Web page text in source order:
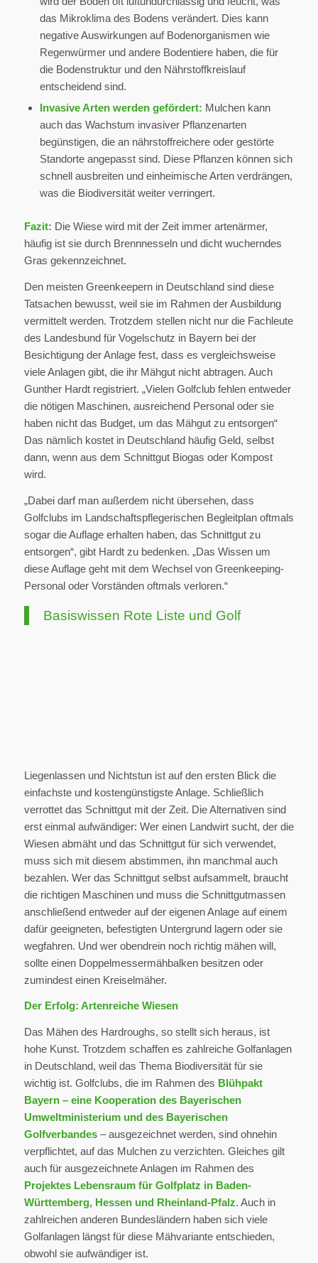
das Mikroklima des Bodens verändert. Dies kann
negative Auswirkungen auf Bodenorganismen wie
Regenwürmer und andere Bodentiere haben, die für
die Bodenstruktur und den Nährstoffkreislauf
entscheidend sind.
Invasive Arten werden gefördert: Mulchen kann
auch das Wachstum invasiver Pflanzenarten
begünstigen, die an nährstoffreichere oder gestörte
Standorte angepasst sind. Diese Pflanzen können sich
schnell ausbreiten und einheimische Arten verdrängen,
was die Biodiversität weiter verringert.
Fazit: Die Wiese wird mit der Zeit immer artenärmer,
häufig ist sie durch Brennnesseln und dicht wucherndes
Gras gekennzeichnet.
Den meisten Greenkeepern in Deutschland sind diese
Tatsachen bewusst, weil sie im Rahmen der Ausbildung
vermittelt werden. Trotzdem stellen nicht nur die Fachleute
des Landesbund für Vogelschutz in Bayern bei der
Besichtigung der Anlage fest, dass es vergleichsweise
viele Anlagen gibt, die ihr Mähgut nicht abtragen. Auch
Gunther Hardt registriert. „Vielen Golfclub fehlen entweder
die nötigen Maschinen, ausreichend Personal oder sie
haben nicht das Budget, um das Mähgut zu entsorgen“
Das nämlich kostet in Deutschland häufig Geld, selbst
dann, wenn aus dem Schnittgut Biogas oder Kompost
wird.
„Dabei darf man außerdem nicht übersehen, dass
Golfclubs im Landschaftspflegerischen Begleitplan oftmals
sogar die Auflage erhalten haben, das Schnittgut zu
entsorgen“, gibt Hardt zu bedenken. „Das Wissen um
diese Auflage geht mit dem Wechsel von Greenkeeping-
Personal oder Vorständen oftmals verloren.“
Basiswissen Rote Liste und Golf
Liegenlassen und Nichtstun ist auf den ersten Blick die
einfachste und kostengünstigste Anlage. Schließlich
verrottet das Schnittgut mit der Zeit. Die Alternativen sind
erst einmal aufwändiger: Wer einen Landwirt sucht, der die
Wiesen abmäht und das Schnittgut für sich verwendet,
muss sich mit diesem abstimmen, ihn manchmal auch
bezahlen. Wer das Schnittgut selbst aufsammelt, braucht
die richtigen Maschinen und muss die Schnittgutmassen
anschließend entweder auf der eigenen Anlage auf einem
dafür geeigneten, befestigten Untergrund lagern oder sie
wegfahren. Und wer obendrein noch richtig mähen will,
sollte einen Doppelmessermähbalken besitzen oder
zumindest einen Kreiselmäher.
Der Erfolg: Artenreiche Wiesen
Das Mähen des Hardroughs, so stellt sich heraus, ist
hohe Kunst. Trotzdem schaffen es zahlreiche Golfanlagen
in Deutschland, weil das Thema Biodiversität für sie
wichtig ist. Golfclubs, die im Rahmen des Blühpakt
Bayern – eine Kooperation des Bayerischen
Umweltministerium und des Bayerischen
Golfverbandes– ausgezeichnet werden, sind ohnehin
verpflichtet, auf das Mulchen zu verzichten. Gleiches gilt
auch für ausgezeichnete Anlagen im Rahmen des
Projektes Lebensraum für Golfplatz in Baden-
Württemberg, Hessen und Rheinland-Pfalz. Auch in
zahlreichen anderen Bundesländern haben sich viele
Golfanlagen längst für diese Mähvariante entschieden,
obwohl sie aufwändiger ist.